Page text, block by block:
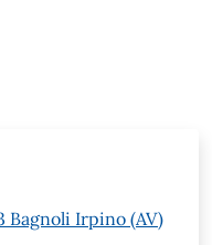
Bagnoli Irpino (AV)